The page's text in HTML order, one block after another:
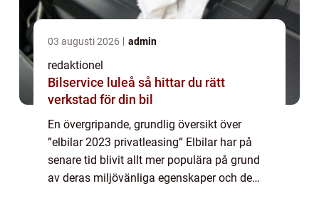
03 augusti 2026 admin
redaktionel
Bilservice luleå så hittar du rätt
verkstad för din bil
En övergripande, grundlig översikt över
”elbilar 2023 privatleasing” Elbilar har på
senare tid blivit allt mer populära på grund
av deras miljövänliga egenskaper och de